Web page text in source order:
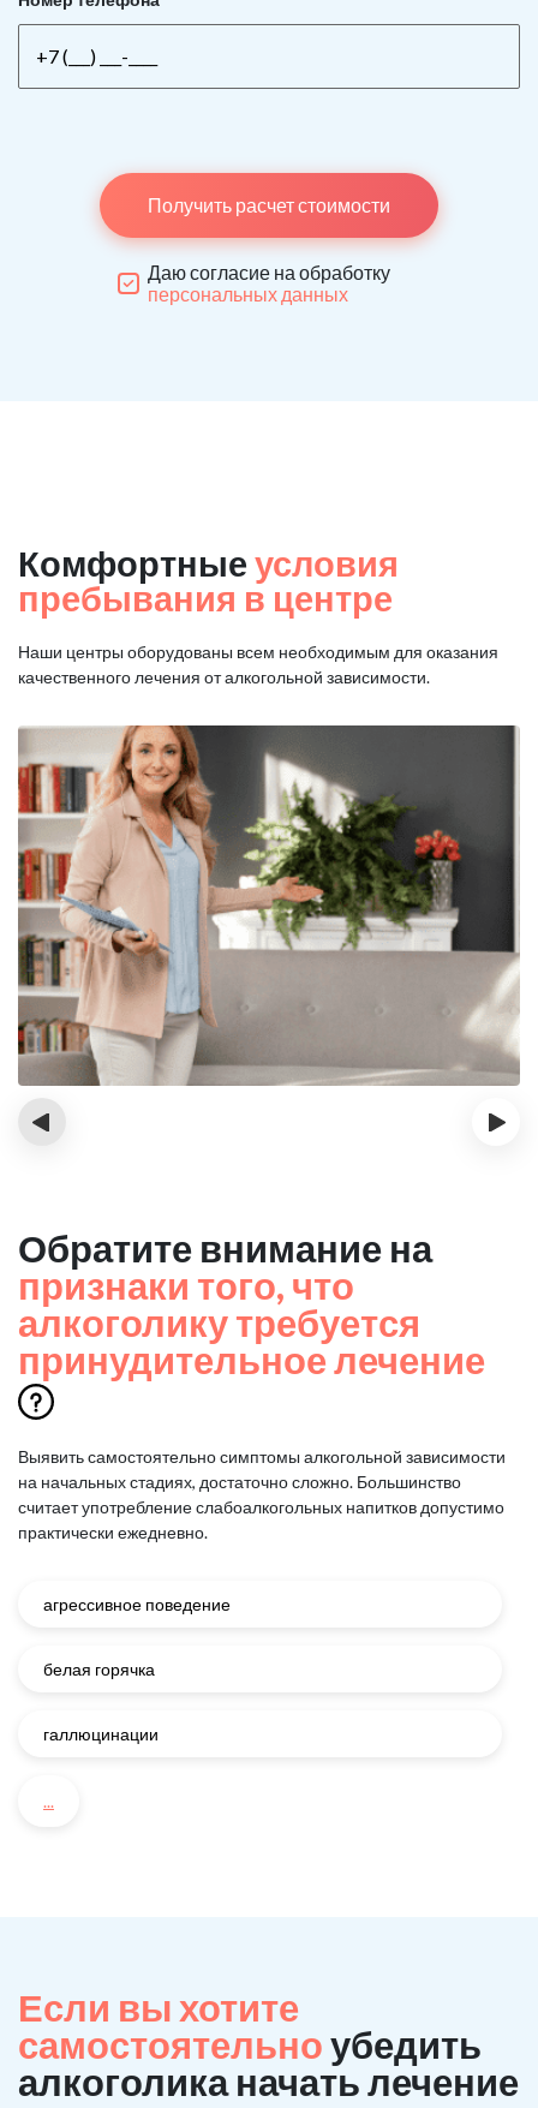
Получить расчет стоимости
Даю согласие на обработку
персональных данных
Комфортные условия
пребывания в центре
Наши центры оборудованы всем необходимым для оказания
качественного лечения от алкогольной зависимости.
‹ ›
Обратите внимание на
признаки того, что
алкоголику требуется
принудительное лечение
Выявить самостоятельно симптомы алкогольной зависимости
на начальных стадиях, достаточно сложно. Большинство
считает употребление слабоалкогольных напитков допустимо
практически ежедневно.
агрессивное поведение
белая горячка
галлюцинации
...
Если вы хотите
самостоятельноубедить
алкоголика начать лечение